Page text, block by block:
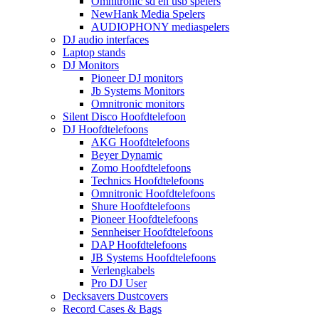
NewHank Media Spelers
AUDIOPHONY mediaspelers
DJ audio interfaces
Laptop stands
DJ Monitors
Pioneer DJ monitors
Jb Systems Monitors
Omnitronic monitors
Silent Disco Hoofdtelefoon
DJ Hoofdtelefoons
AKG Hoofdtelefoons
Beyer Dynamic
Zomo Hoofdtelefoons
Technics Hoofdtelefoons
Omnitronic Hoofdtelefoons
Shure Hoofdtelefoons
Pioneer Hoofdtelefoons
Sennheiser Hoofdtelefoons
DAP Hoofdtelefoons
JB Systems Hoofdtelefoons
Verlengkabels
Pro DJ User
Decksavers Dustcovers
Record Cases & Bags